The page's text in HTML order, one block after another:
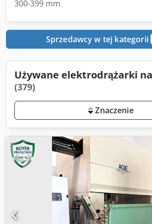
300-399 mm
Sprzedawcy w tej kategorii
Używane elektrodrążarki
(379)
Znaczenie